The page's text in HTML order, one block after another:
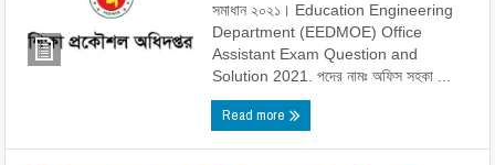
সমাধান ২০২১। Education Engineering
Department (EEDMOE) Office
Assistant Exam Question and
Solution 2021. পদের নামঃ অফিস সহকা ...
Read more